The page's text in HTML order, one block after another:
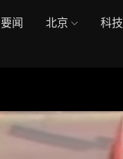
要闻 北京 科技